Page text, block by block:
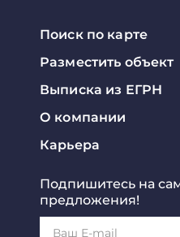
Поиск по карте
Разместить объект
Выписка из ЕГРН
О компании
Карьера
Подпишитесь на
предложения!